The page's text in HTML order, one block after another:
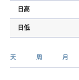
日高
日低
天 周 月